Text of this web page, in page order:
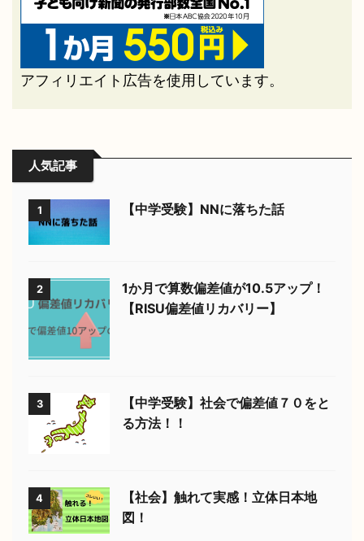
アフィリエイト広告を使用しています。
人気記事
1 【中学受験】NNに落ちた話
2
1か月で算数偏差値が10.5アップ！
【RISU偏差値リカバリー】
3
【中学受験】社会で偏差値７０をと
る方法！！
4
【社会】触れて実感！立体日本地
図！